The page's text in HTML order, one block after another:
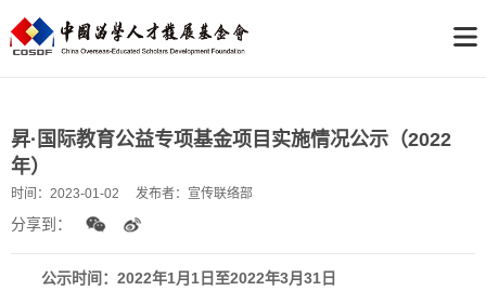
昇·国际教育公益专项基金项目实施情况公示（2022
年）
时间： 2023-01-02 发布者： 宣传联络部
分享到：
公示时间：2022年1月1日至2022年3月31日